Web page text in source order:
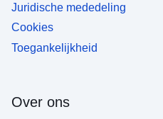
Juridische mededeling
Cookies
Toegankelijkheid
Over ons